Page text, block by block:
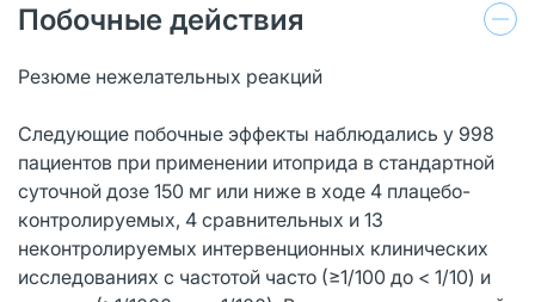
Побочные действия
Резюме нежелательных реакций
Следующие побочные эффекты наблюдались у 998
пациентов при применении итоприда в стандартной
суточной дозе 150 мг или ниже в ходе 4 плацебо-
контролируемых, 4 сравнительных и 13
неконтролируемых интервенционных клинических
исследованиях с частотой часто (≥1/100 до < 1/10) и